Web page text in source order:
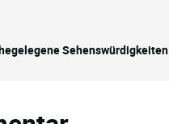
Sehenswürdigkeiten